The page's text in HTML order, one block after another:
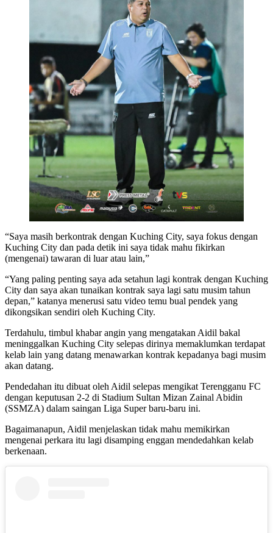
“Saya masih berkontrak dengan Kuching City, saya fokus dengan
Kuching City dan pada detik ini saya tidak mahu fikirkan
(mengenai) tawaran di luar atau lain,”
“Yang paling penting saya ada setahun lagi kontrak dengan Kuching
City dan saya akan tunaikan kontrak saya lagi satu musim tahun
depan,” katanya menerusi satu video temu bual pendek yang
dikongsikan sendiri oleh Kuching City.
Terdahulu, timbul khabar angin yang mengatakan Aidil bakal
meninggalkan Kuching City selepas dirinya memaklumkan terdapat
kelab lain yang datang menawarkan kontrak kepadanya bagi musim
akan datang.
Pendedahan itu dibuat oleh Aidil selepas mengikat Terengganu FC
dengan keputusan 2-2 di Stadium Sultan Mizan Zainal Abidin
(SSMZA) dalam saingan Liga Super baru-baru ini.
Bagaimanapun, Aidil menjelaskan tidak mahu memikirkan
mengenai perkara itu lagi disamping enggan mendedahkan kelab
berkenaan.